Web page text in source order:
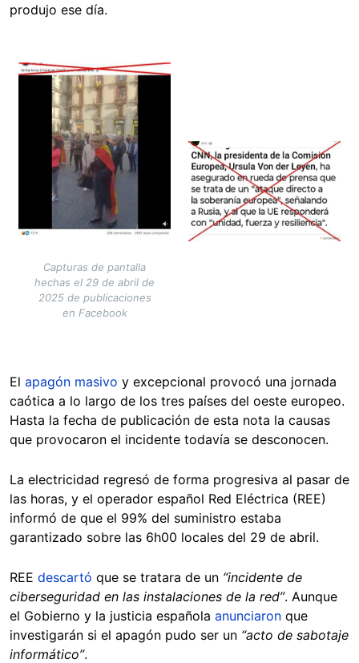
produjo ese día.
Image
Capturas de pantalla
hechas el 29 de abril de
2025 de publicaciones
en Facebook
Image
El apagón masivo y excepcional provocó una jornada
caótica a lo largo de los tres países del oeste europeo.
Hasta la fecha de publicación de esta nota la causas
que provocaron el incidente todavía se desconocen.
La electricidad regresó de forma progresiva al pasar de
las horas, y el operador español Red Eléctrica (REE)
informó de que el 99% del suministro estaba
garantizado sobre las 6h00 locales del 29 de abril.
REE descartó que se tratara de un “incidente de
ciberseguridad en las instalaciones de la red”. Aunque
el Gobierno y la justicia española anunciaron que
investigarán si el apagón pudo ser un “acto de sabotaje
informático”.